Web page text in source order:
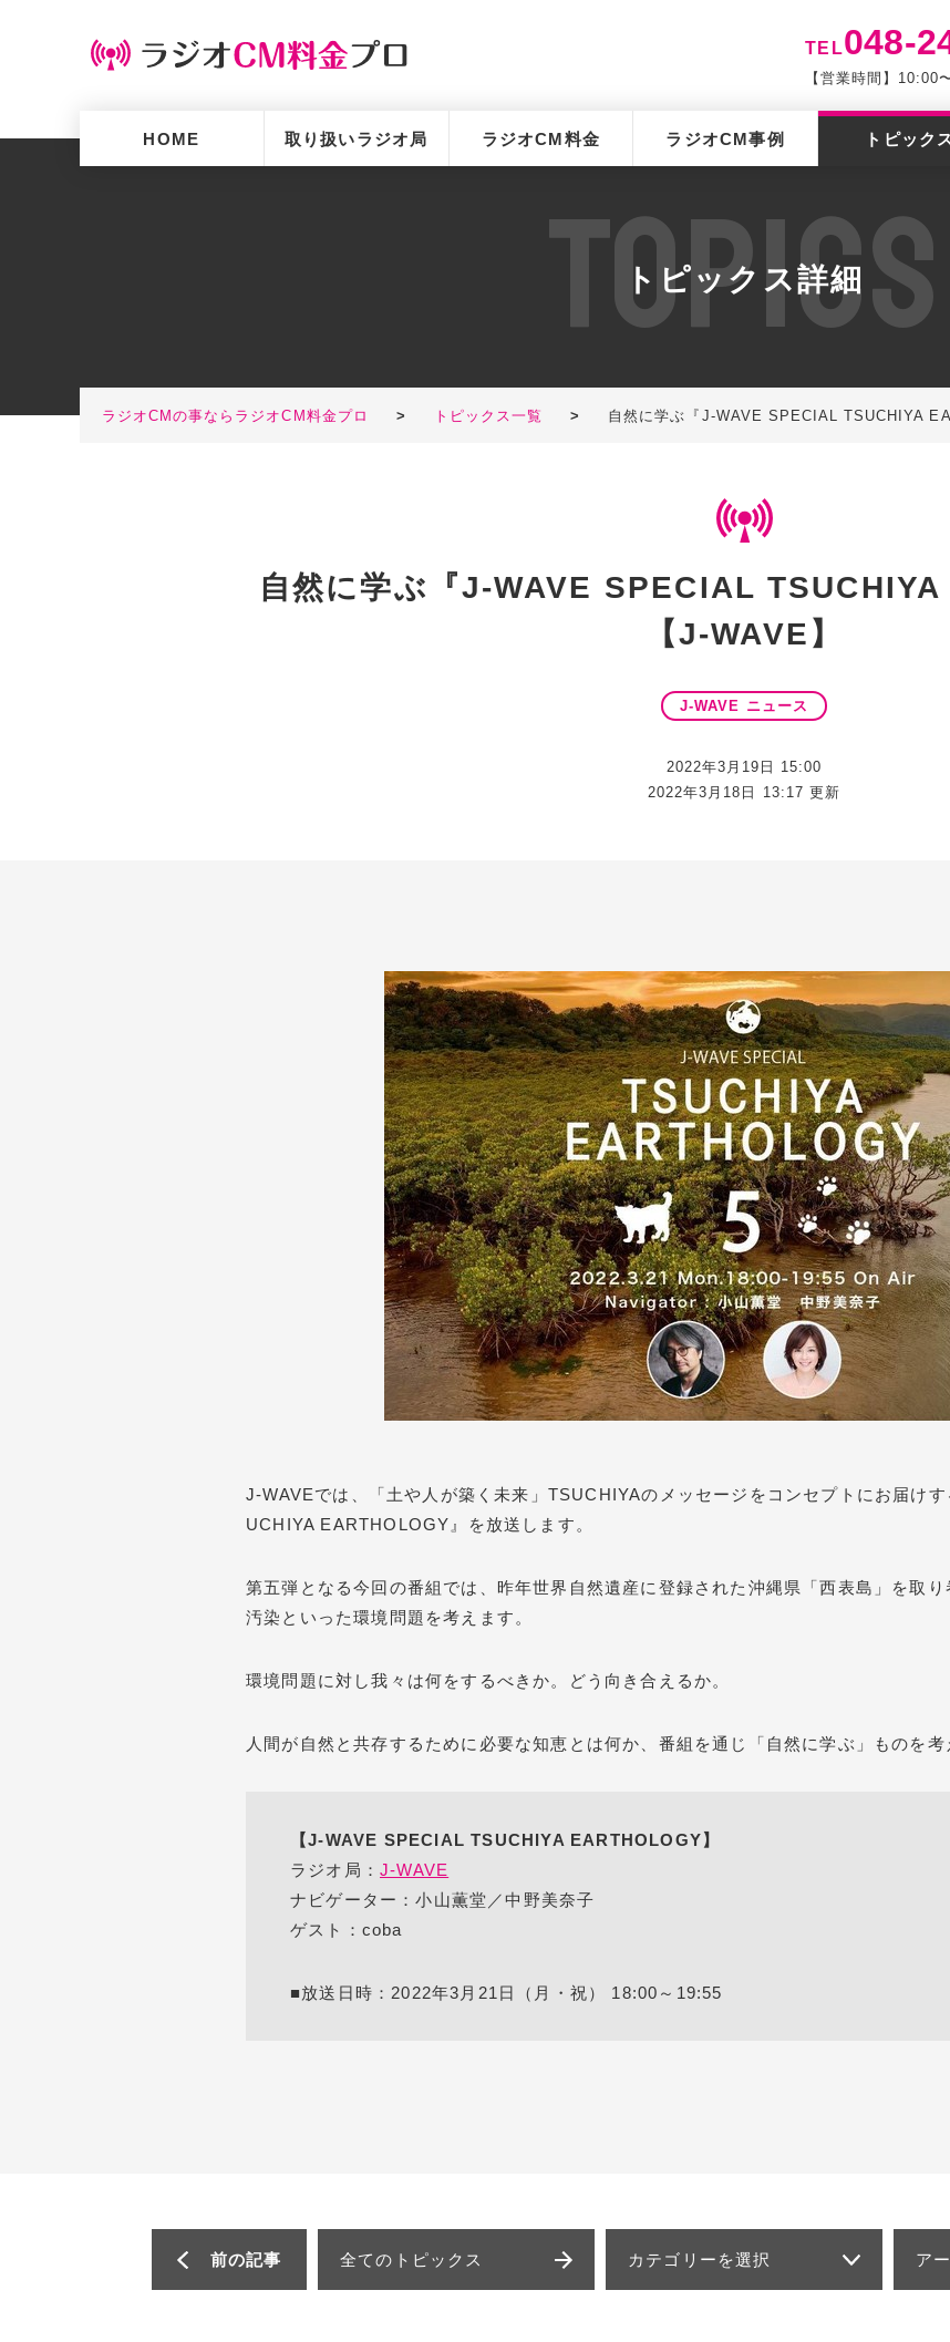
TEL048-
【営業時間】10:00
HOME 取り扱いラジオ局 ラジオCM料金 ラジオCM事例 トピック
TOPICS
トピックス詳細
ラジオCMの事ならラジオCM料金プロ > トピックス一覧 > 自然に学ぶ『J-WAVE SPECIAL TSUCHIYA
自然に学ぶ『J-WAVE SPECIAL TSUCHIYA
【J-WAVE】
J-WAVE ニュース
2022年3月19日 15:00
2022年3月18日 13:17 更新
J-WAVEでは、「土や人が築く未来」TSUCHIYAのメッセージをコンセプトにお届け
UCHIYA EARTHOLOGY』を放送します。
第五弾となる今回の番組では、昨年世界自然遺産に登録された沖縄県「西表島」を取
汚染といった環境問題を考えます。
環境問題に対し我々は何をするべきか。どう向き合えるか。
人間が自然と共存するために必要な知恵とは何か、番組を通じ「自然に学ぶ」ものを考
【J-WAVE SPECIAL TSUCHIYA EARTHOLOGY】
ラジオ局： J-WAVE
ナビゲーター：小山薫堂／中野美奈子
ゲスト：coba
■放送日時：2022年3月21日（月・祝） 18:00～19:55
前の記事 全てのトピックス カテゴリーを選択 ア